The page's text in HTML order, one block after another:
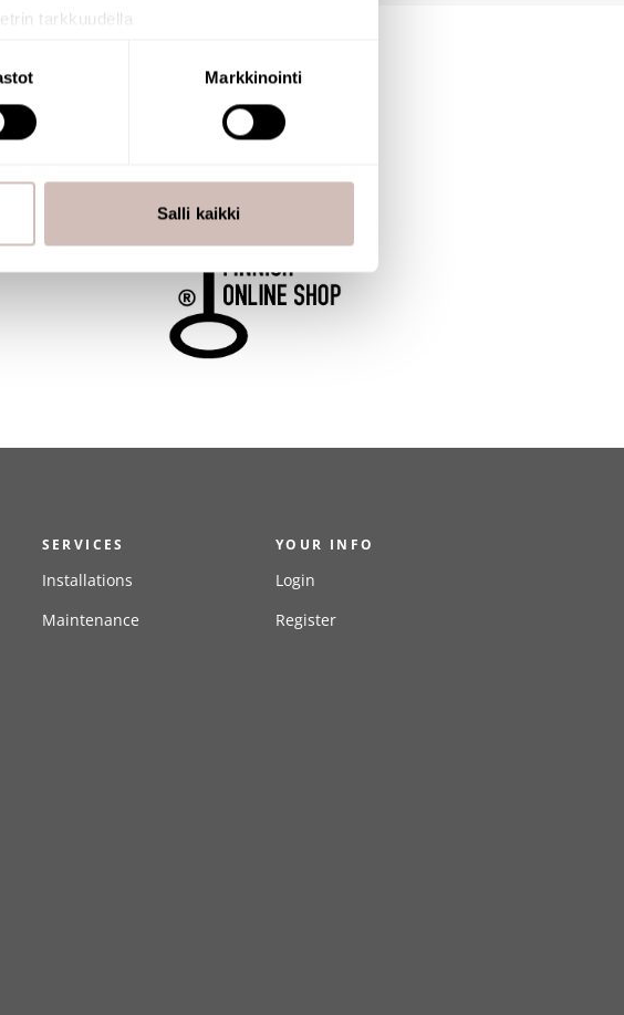
tarkkuudella
. Voit muuttaa
ja analytiikka-alan
yhdistää näitä tietoja muihin tietoihin, joita
Markkinointi
Salli kaikki
SERVICES
Installations
Maintenance
YOUR INFO
Login
Register